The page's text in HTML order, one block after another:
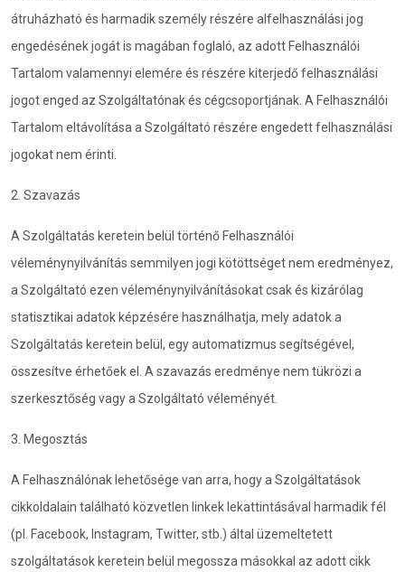
átruházható és harmadik személy részére alfelhasználási jog
engedésének jogát is magában foglaló, az adott Felhasználói
Tartalom valamennyi elemére és részére kiterjedő felhasználási
jogot enged az Szolgáltatónak és cégcsoportjának. A Felhasználói
Tartalom eltávolítása a Szolgáltató részére engedett felhasználási
jogokat nem érinti.
2. Szavazás
A Szolgáltatás keretein belül történő Felhasználói
véleménynyilvánítás semmilyen jogi kötöttséget nem eredményez,
a Szolgáltató ezen véleménynyilvánításokat csak és kizárólag
statisztikai adatok képzésére használhatja, mely adatok a
Szolgáltatás keretein belül, egy automatizmus segítségével,
összesítve érhetőek el. A szavazás eredménye nem tükrözi a
szerkesztőség vagy a Szolgáltató véleményét.
3. Megosztás
A Felhasználónak lehetősége van arra, hogy a Szolgáltatások
cikkoldalain található közvetlen linkek lekattintásával harmadik fél
(pl. Facebook, Instagram, Twitter, stb.) által üzemeltetett
szolgáltatások keretein belül megossza másokkal az adott cikk